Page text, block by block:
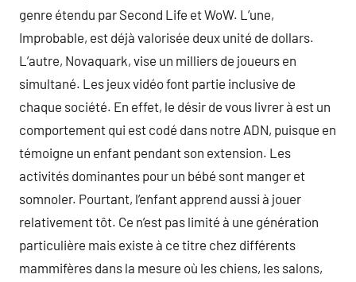
genre étendu par Second Life et WoW. L’une,
Improbable, est déjà valorisée deux unité de dollars.
L’autre, Novaquark, vise un milliers de joueurs en
simultané. Les jeux vidéo font partie inclusive de
chaque société. En effet, le désir de vous livrer à est un
comportement qui est codé dans notre ADN, puisque en
témoigne un enfant pendant son extension. Les
activités dominantes pour un bébé sont manger et
somnoler. Pourtant, l’enfant apprend aussi à jouer
relativement tôt. Ce n’est pas limité à une génération
particulière mais existe à ce titre chez différents
mammifères dans la mesure où les chiens, les salons,